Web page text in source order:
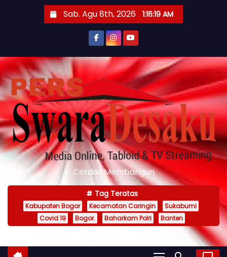
t
o
c
o
n
t
e
Sab. Agu 8th, 2026 1:16:21 AM
Cerdas Membangun
Tag Teratas
Kabupaten Bogor Kecamatan Caringin
Sukabumi
Covid 19
Bogor. Baharkam Polri Banten